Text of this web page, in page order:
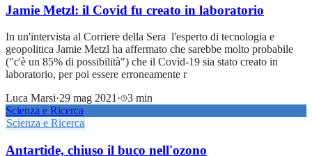
Jamie Metzl: il Covid fu creato in laboratorio
In un'intervista al Corriere della Sera l'esperto di tecnologia e
geopolitica Jamie Metzl ha affermato che sarebbe molto probabile
("c'è un 85% di possibilità") che il Covid-19 sia stato creato in
laboratorio, per poi essere erroneamente r
Luca Marsi·29 mag 2021 ·
3 min
Scienza e Ricerca
Scienza e Ricerca
Antartide, chiuso il buco nell'ozono